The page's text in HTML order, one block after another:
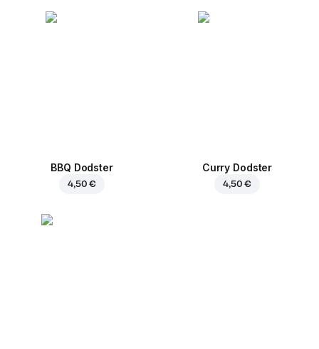
BBQ Dodster
4,50 €
Curry Dodster
4,50 €